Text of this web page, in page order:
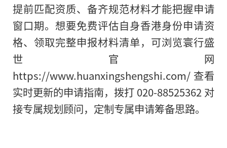
提前匹配资质、备齐规范材料才能把握申请
窗口期。想要免费评估自身香港身份申请资
格、领取完整申报材料清单，可浏览寰行盛
世官网
https://www.huanxingshengshi.com/ 查看
实时更新的申请指南，拨打 020-88525362 对
接专属规划顾问，定制专属申请筹备思路。